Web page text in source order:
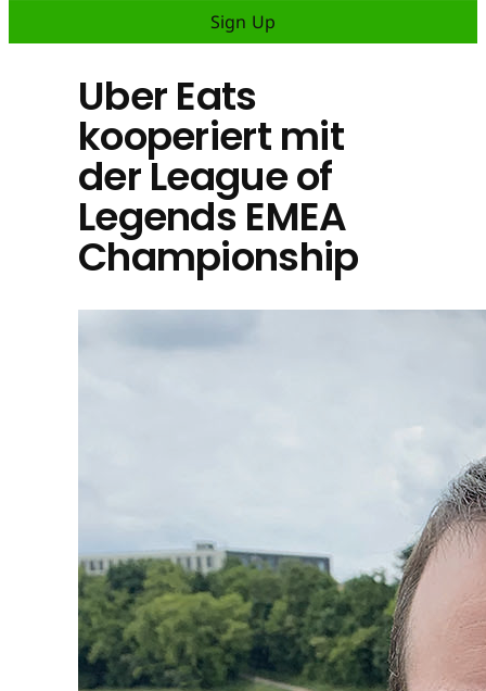
Sign Up
Uber Eats
kooperiert mit
der League of
Legends EMEA
Championship